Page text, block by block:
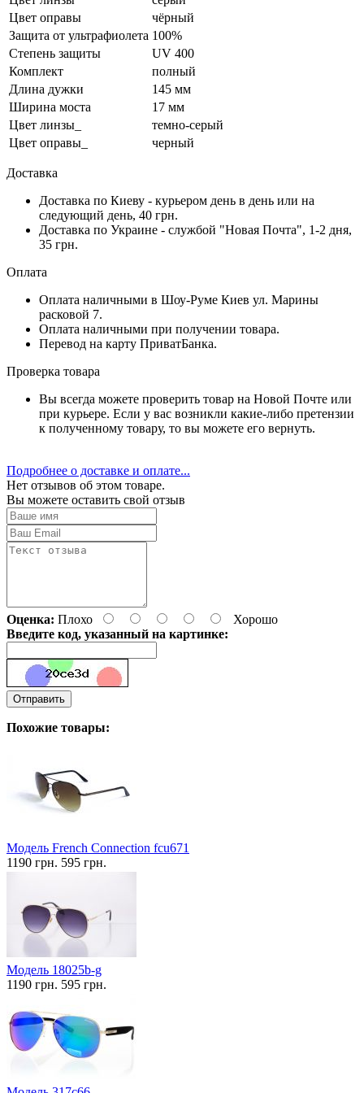
Цвет оправы
чёрный
Защита от ультрафиолета 100%
Степень защиты
UV 400
Комплект
полный
Длина дужки
145 мм
Ширина моста
17 мм
Цвет линзы_
темно-серый
Цвет оправы_
черный
Доставка
Доставка по Киеву - курьером день в день или на
следующий день, 40 грн.
Доставка по Украине - службой "Новая Почта", 1-2 дня,
35 грн.
Оплата
Оплата наличными в Шоу-Руме Киев ул. Марины
расковой 7.
Оплата наличными при получении товара.
Перевод на карту ПриватБанка.
Проверка товара
Вы всегда можете проверить товар на Новой Почте или
при курьере. Если у вас возникли какие-либо претензии
к полученному товару, то вы можете его вернуть.
Подробнее о доставке и оплате...
Нет отзывов об этом товаре.
Вы можете оставить свой отзыв
Оценка: Плохо
Хорошо
Введите код, указанный на картинке:
Отправить
Похожие товары:
Модель French Connection fcu671
1190 грн. 595 грн.
Модель 18025b-g
1190 грн. 595 грн.